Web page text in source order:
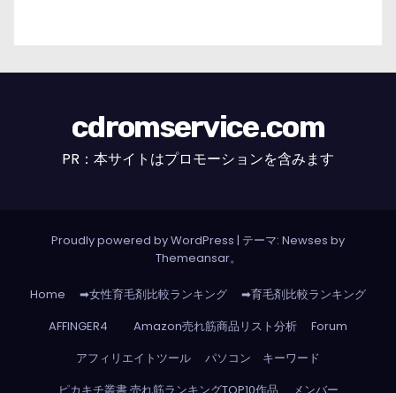
cdromservice.com
PR：本サイトはプロモーションを含みます
Proudly powered by WordPress | テーマ: Newses by
Themeansar。
Home ➡女性育毛剤比較ランキング
➡育毛剤比較ランキング
AFFINGER4
Amazon売れ筋商品リスト分析
Forum
アフィリエイトツール
パソコン キーワード
ピカキチ叢書 売れ筋ランキングTOP10作品
メンバー